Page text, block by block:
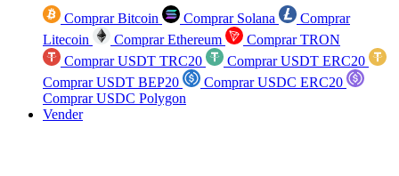
Comprar Bitcoin Comprar Solana
Comprar
Litecoin
Comprar Ethereum
Comprar TRON
Comprar USDT TRC20
Comprar USDT ERC20
Comprar USDT BEP20
Comprar USDC ERC20
Comprar USDC Polygon
Vender